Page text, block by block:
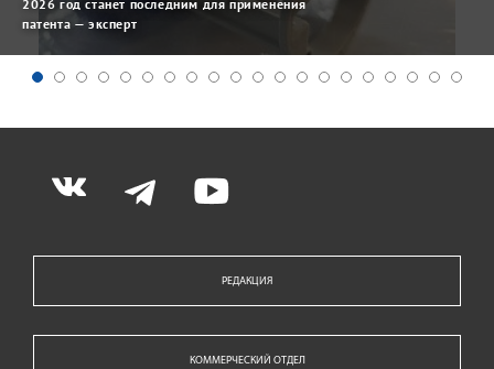
2026 год станет последним для применения
патента — эксперт
РЕДАКЦИЯ
КОММЕРЧЕСКИЙ ОТДЕЛ